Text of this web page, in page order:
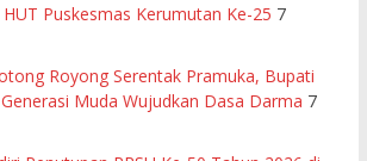
Puskesmas Kerumutan Ke-25 7
Royong Serentak Pramuka, Bupati
Muda Wujudkan Dasa Darma 7